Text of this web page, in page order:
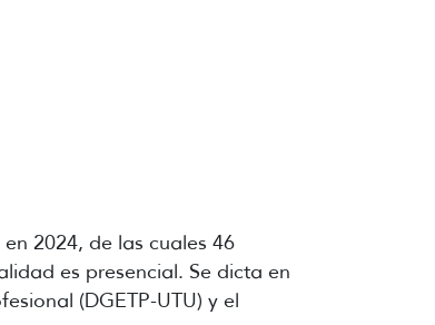
2024, de las cuales 46
es presencial. Se dicta en
(DGETP-UTU) y el